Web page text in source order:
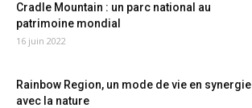
Cradle Mountain : un parc national au
patrimoine mondial
16 juin 2022
Rainbow Region, un mode de vie en synergie
avec la nature